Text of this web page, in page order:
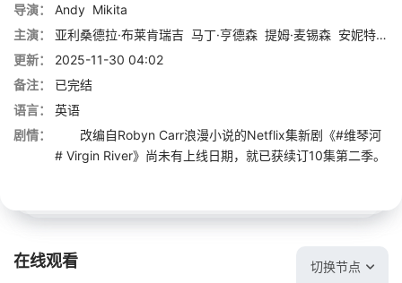
导演： Andy Mikita
主演：
亚利桑德拉·布莱肯瑞吉 马丁·亨德森 提姆·麦锡森 安妮特·奥图
更新：
2025-11-30 04:02
备注：
已完结
语言：
英语
剧情：
改编自Robyn Carr浪漫小说的Netflix集新剧《#维琴河
# Virgin River》尚未有上线日期，就已获续订10集第二季。
在线观看 切换节点